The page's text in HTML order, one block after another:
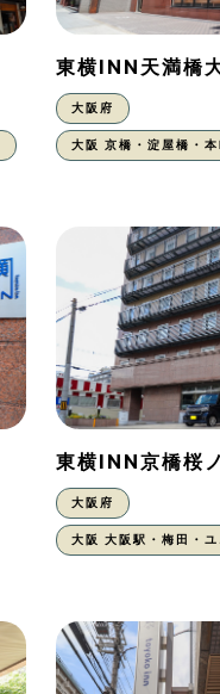
東横INN天満橋
大阪府
大阪 京橋・淀屋橋・
東横INN京橋桜
大阪府
大阪 大阪駅・梅田・